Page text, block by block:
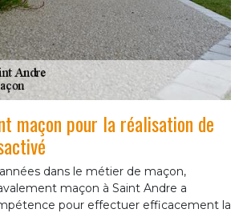
maçon pour la réalisation de
dans le métier de maçon,
maçon à Saint Andre a
pour effectuer efficacement la